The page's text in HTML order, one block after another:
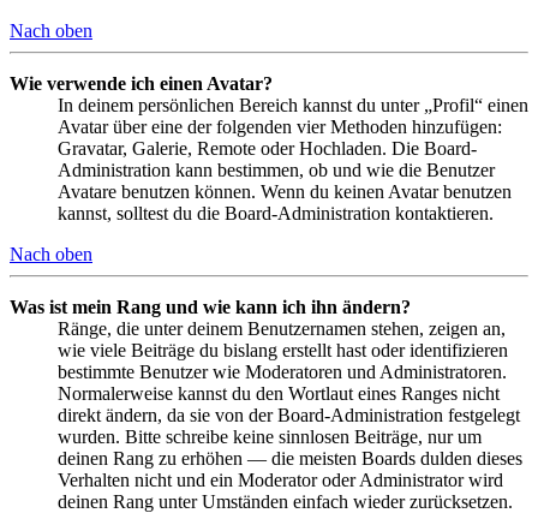
Nach oben
Wie verwende ich einen Avatar?
In deinem persönlichen Bereich kannst du unter „Profil“ einen
Avatar über eine der folgenden vier Methoden hinzufügen:
Gravatar, Galerie, Remote oder Hochladen. Die Board-
Administration kann bestimmen, ob und wie die Benutzer
Avatare benutzen können. Wenn du keinen Avatar benutzen
kannst, solltest du die Board-Administration kontaktieren.
Nach oben
Was ist mein Rang und wie kann ich ihn ändern?
Ränge, die unter deinem Benutzernamen stehen, zeigen an,
wie viele Beiträge du bislang erstellt hast oder identifizieren
bestimmte Benutzer wie Moderatoren und Administratoren.
Normalerweise kannst du den Wortlaut eines Ranges nicht
direkt ändern, da sie von der Board-Administration festgelegt
wurden. Bitte schreibe keine sinnlosen Beiträge, nur um
deinen Rang zu erhöhen — die meisten Boards dulden dieses
Verhalten nicht und ein Moderator oder Administrator wird
deinen Rang unter Umständen einfach wieder zurücksetzen.